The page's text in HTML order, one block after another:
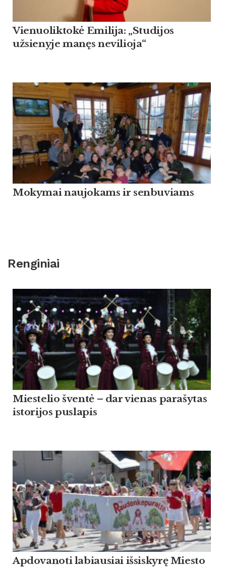
Vienuoliktokė Emilija: „Studijos
užsienyje manęs nevilioja“
Mokymai naujokams ir senbuviams
Renginiai
Miestelio šventė – dar vienas parašytas
istorijos puslapis
Apdovanoti labiausiai išsiskyrę Miesto